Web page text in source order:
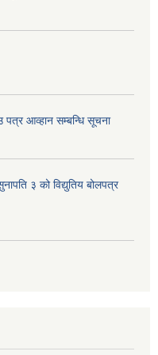
पत्र आव्हान सम्बन्धि सूचना
३ को विद्युतिय बोलपत्र